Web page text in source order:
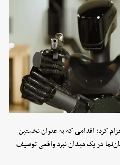
کرد؛ اقدامی که به عنوان نخستین
در یک میدان نبرد واقعی توصیف